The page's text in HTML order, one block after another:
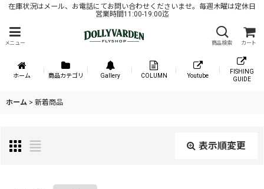
在庫状況はメール、お電話にてお問い合わせくださいませ。毎週木曜は定休日
営業時間11:00-19:00迄
メニュー 商品検索 カート
ホーム 商品カテゴリ Gallery COLUMN Youtube
FISHING
GUIDE
ホーム > 新着商品
表示順変更